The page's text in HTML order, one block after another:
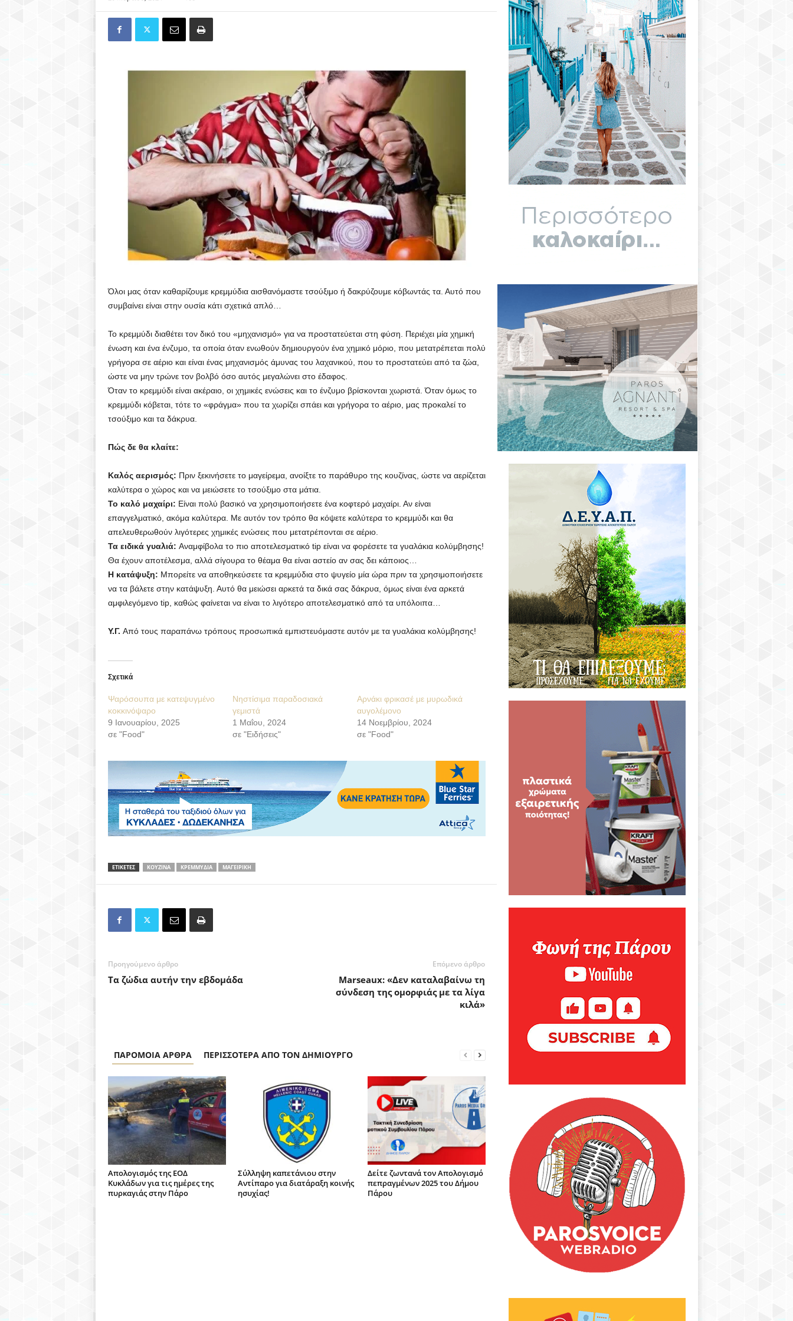
Όλοι μας όταν καθαρίζουμε κρεμμύδια αισθανόμαστε τσούξιμο ή δακρύζουμε κόβωντάς τα. Αυτό που
συμβαίνει είναι στην ουσία κάτι σχετικά απλό…
Το κρεμμύδι διαθέτει τον δικό του «μηχανισμό» για να προστατεύεται στη φύση. Περιέχει μία χημική
ένωση και ένα ένζυμο, τα οποία όταν ενωθούν δημιουργούν ένα χημικό μόριο, που μετατρέπεται πολύ
γρήγορα σε αέριο και είναι ένας μηχανισμός άμυνας του λαχανικού, που το προστατεύει από τα ζώα,
ώστε να μην τρώνε τον βολβό όσο αυτός μεγαλώνει στο έδαφος.
Όταν το κρεμμύδι είναι ακέραιο, οι χημικές ενώσεις και το ένζυμο βρίσκονται χωριστά. Όταν όμως το
κρεμμύδι κόβεται, τότε το «φράγμα» που τα χωρίζει σπάει και γρήγορα το αέριο, μας προκαλεί το
τσούξιμο και τα δάκρυα.
Πώς δε θα κλαίτε:
Καλός αερισμός: Πριν ξεκινήσετε το μαγείρεμα, ανοίξτε το παράθυρο της κουζίνας, ώστε να αερίζεται
καλύτερα ο χώρος και να μειώσετε το τσούξιμο στα μάτια.
Το καλό μαχαίρι: Είναι πολύ βασικό να χρησιμοποιήσετε ένα κοφτερό μαχαίρι. Αν είναι
επαγγελματικό, ακόμα καλύτερα. Με αυτόν τον τρόπο θα κόψετε καλύτερα το κρεμμύδι και θα
απελευθερωθούν λιγότερες χημικές ενώσεις που μετατρέπονται σε αέριο.
Τα ειδικά γυαλιά: Αναμφίβολα το πιο αποτελεσματικό tip είναι να φορέσετε τα γυαλάκια κολύμβησης!
Θα έχουν αποτέλεσμα, αλλά σίγουρα το θέαμα θα είναι αστείο αν σας δει κάποιος…
Η κατάψυξη: Μπορείτε να αποθηκεύσετε τα κρεμμύδια στο ψυγείο μία ώρα πριν τα χρησιμοποιήσετε
να τα βάλετε στην κατάψυξη. Αυτό θα μειώσει αρκετά τα δικά σας δάκρυα, όμως είναι ένα αρκετά
αμφιλεγόμενο tip, καθώς φαίνεται να είναι το λιγότερο αποτελεσματικό από τα υπόλοιπα…
Υ.Γ. Από τους παραπάνω τρόπους προσωπικά εμπιστευόμαστε αυτόν με τα γυαλάκια κολύμβησης!
Σχετικά
Ψαρόσουπα με κατεψυγμένο
κοκκινόψαρο
9 Ιανουαρίου, 2025
σε "Food"
Νηστίσιμα παραδοσιακά
γεμιστά
1 Μαΐου, 2024
σε "Ειδήσεις"
Αρνάκι φρικασέ με μυρωδικά
αυγολέμονο
14 Νοεμβρίου, 2024
σε "Food"
ΕΤΙΚΕΤΕΣ ΚΟΥΖΙΝΑ ΚΡΕΜΜΥΔΙΑ ΜΑΓΕΙΡΙΚΗ
Προηγούμενο άρθρο
Τα ζώδια αυτήν την εβδομάδα
Επόμενο άρθρο
Marseaux: «Δεν καταλαβαίνω τη
σύνδεση της ομορφιάς με τα λίγα
κιλά»
ΠΑΡΟΜΟΙΑ ΑΡΘΡΑ ΠΕΡΙΣΣΟΤΕΡΑ ΑΠΟ ΤΟΝ ΔΗΜΙΟΥΡΓΟ
Απολογισμός της ΕΟΔ
Κυκλάδων για τις ημέρες της
πυρκαγιάς στην Πάρο
Σύλληψη καπετάνιου στην
Αντίπαρο για διατάραξη κοινής
ησυχίας!
Δείτε ζωντανά τον Απολογισμό
πεπραγμένων 2025 του Δήμου
Πάρου